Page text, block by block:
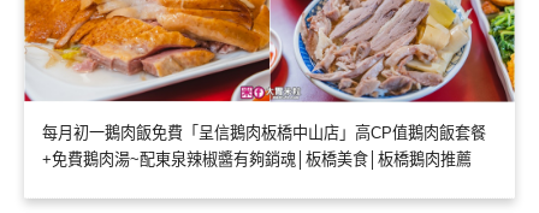
每月初一鵝肉飯免費「呈信鵝肉板橋中山店」高CP值鵝肉飯套餐
+免費鵝肉湯~配東泉辣椒醬有夠銷魂│板橋美食│板橋鵝肉推薦